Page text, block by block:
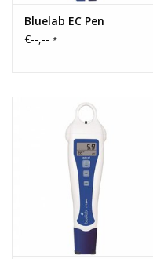
Bluelab EC Pen
€--,-- *